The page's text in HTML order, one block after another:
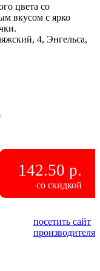
цвета со
вкусом с ярко
4, Энгельса,
142.50 р.
со скидкой
посетить сайт
производителя